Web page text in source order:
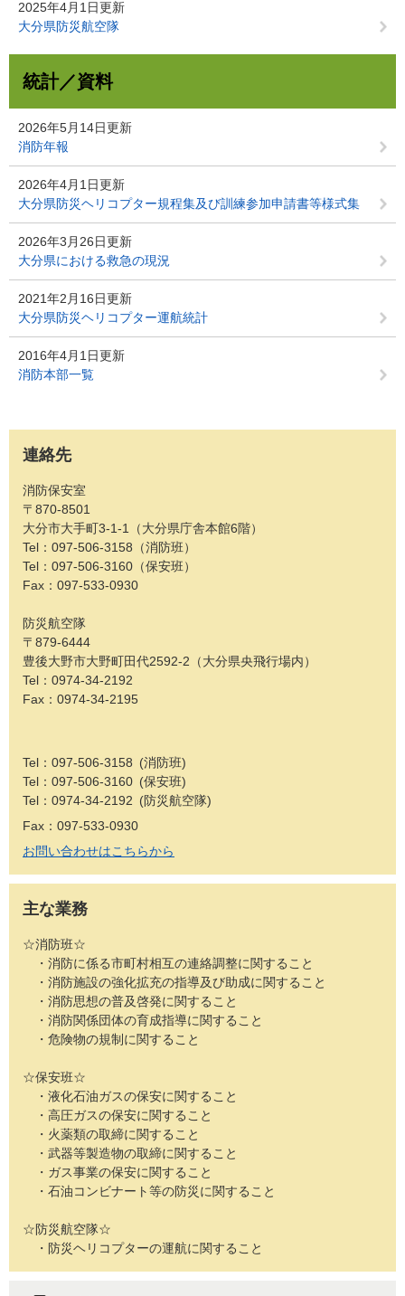
2025年4月1日更新
大分県防災航空隊
統計／資料
2026年5月14日更新
消防年報
2026年4月1日更新
大分県防災ヘリコプター規程集及び訓練参加申請書等様式集
2026年3月26日更新
大分県における救急の現況
2021年2月16日更新
大分県防災ヘリコプター運航統計
2016年4月1日更新
消防本部一覧
連絡先
消防保安室
〒870-8501
大分市大手町3-1-1（大分県庁舎本館6階）
Tel：097-506-3158（消防班）
Tel：097-506-3160（保安班）
Fax：097-533-0930
防災航空隊
〒879-6444
豊後大野市大野町田代2592-2（大分県央飛行場内）
Tel：0974-34-2192
Fax：0974-34-2195
Tel：097-506-3158
消防班
Tel：097-506-3160
保安班
Tel：0974-34-2192
防災航空隊
Fax：097-533-0930
お問い合わせはこちらから
主な業務
☆消防班☆
・消防に係る市町村相互の連絡調整に関すること
・消防施設の強化拡充の指導及び助成に関すること
・消防思想の普及啓発に関すること
・消防関係団体の育成指導に関すること
・危険物の規制に関すること
☆保安班☆
・液化石油ガスの保安に関すること
・高圧ガスの保安に関すること
・火薬類の取締に関すること
・武器等製造物の取締に関すること
・ガス事業の保安に関すること
・石油コンビナート等の防災に関すること
☆防災航空隊☆
・防災ヘリコプターの運航に関すること